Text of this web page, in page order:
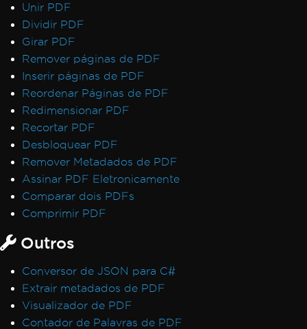
Unir PDF
Dividir PDF
Girar PDF
Remover páginas de PDF
Inserir páginas de PDF
Reordenar Páginas de PDF
Redimensionar PDF
Recortar PDF
Desbloquear PDF
Remover Metadados de PDF
Assinar PDF Eletronicamente
Comparar dois PDFs
Comprimir PDF
Outros
Conversor de JSON para C#
Extrair metadados de PDF
Visualizador de PDF
Contador de Palavras de PDF